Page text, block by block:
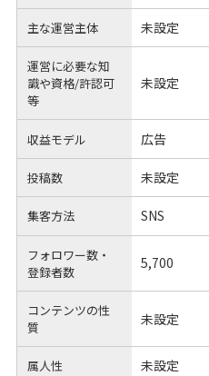
主な運営主体 未設定
運営に必要な知
識や資格/許認可
等
未設定
収益モデル 広告
投稿数 未設定
集客方法 SNS
フォロワー数・
登録者数
5,700
コンテンツの性
質
未設定
属人性 未設定